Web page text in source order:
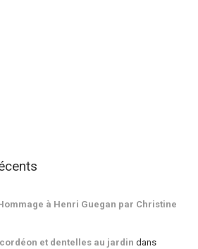
à Henri Guegan par Christine
et dentelles au jardin dans